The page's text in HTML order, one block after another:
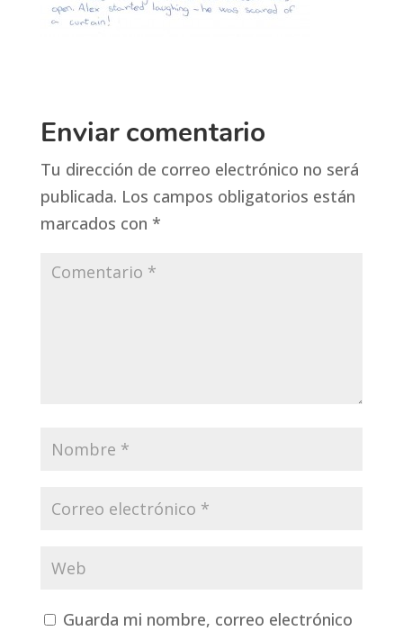
Enviar comentario
Tu dirección de correo electrónico no será
publicada. Los campos obligatorios están
marcados con *
Guarda mi nombre, correo electrónico